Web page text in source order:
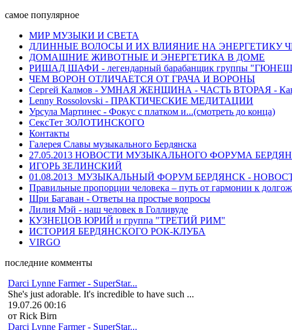
самое популярное
МИР МУЗЫКИ И СВЕТА
ДЛИННЫЕ ВОЛОСЫ И ИХ ВЛИЯНИЕ НА ЭНЕРГЕТИКУ
ДОМАШНИЕ ЖИВОТНЫЕ И ЭНЕРГЕТИКА В ДОМЕ
РИШАД ШАФИ - легендарный барабанщик группы
ЧЕМ ВОРОН ОТЛИЧАЕТСЯ ОТ ГРАЧА И ВОРОНЫ
Сергей Калмов - УМНАЯ ЖЕНЩИНА - ЧАСТЬ ВТОРАЯ - Как
Lenny Rossolovski - ПРАКТИЧЕСКИЕ МЕДИТАЦИИ
Урсула Мартинес - Фокус с платком и...(смотреть до конца)
СексТет ЗОЛОТИНСКОГО
Контакты
Галерея Славы музыкального Бердянска
27.05.2013 НОВОСТИ МУЗЫКАЛЬНОГО ФОРУМА
ИГОРЬ ЗЕЛИНСКИЙ
01.08.2013_МУЗЫКАЛЬНЫЙ ФОРУМ БЕРДЯНСК -
Правильные пропорции человека – путь от гармонии к
Шри Багаван - Ответы на простые вопросы
Лилия Мэй - наш человек в Голливуде
КУЗНЕЦОВ ЮРИЙ и группа "ТРЕТИЙ РИМ"
ИСТОРИЯ БЕРДЯНСКОГО РОК-КЛУБА
VIRGO
последние комменты
Darci Lynne Farmer - SuperStar...
She's just adorable. It's incredible to have such ...
19.07.26 00:16
от Rick Birn
Darci Lynne Farmer - SuperStar...